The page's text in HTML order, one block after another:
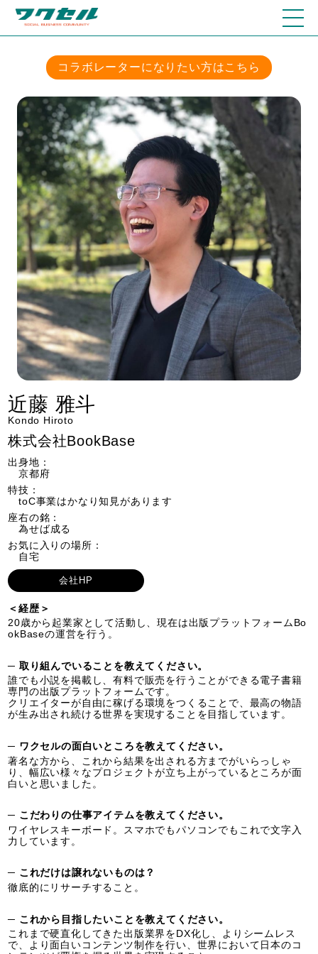
コラボレーターになりたい方はこちら
近藤 雅斗
Kondo Hiroto
株式会社BookBase
出身地：
京都府
特技：
toC事業はかなり知見があります
座右の銘：
為せば成る
お気に入りの場所：
自宅
会社HP
＜経歴＞
20歳から起業家として活動し、現在は出版プラットフォームBo
okBaseの運営を行う。
─ 取り組んでいることを教えてください。
誰でも小説を掲載し、有料で販売を行うことができる電子書籍
専門の出版プラットフォームです。
クリエイターが自由に稼げる環境をつくることで、最高の物語
が生み出され続ける世界を実現することを目指しています。
─ ワクセルの面白いところを教えてください。
著名な方から、これから結果を出される方までがいらっしゃ
り、幅広い様々なプロジェクトが立ち上がっているところが面
白いと思いました。
─ こだわりの仕事アイテムを教えてください。
ワイヤレスキーボード。スマホでもパソコンでもこれで文字入
力しています。
─ これだけは譲れないものは？
徹底的にリサーチすること。
─ これから目指したいことを教えてください。
これまで硬直化してきた出版業界をDX化し、よりシームレス
で、より面白いコンテンツ制作を行い、世界において日本のコ